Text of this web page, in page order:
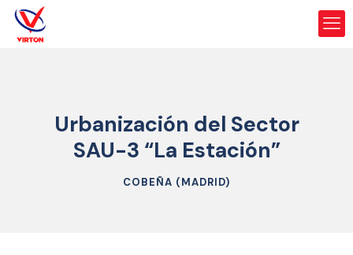
Urbanización del Sector
SAU-3 “La Estación”
COBEÑA (MADRID)